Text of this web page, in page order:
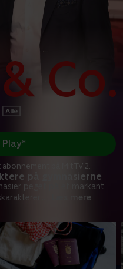
på gymnasierne
peget på et markant
Læs mere
Play*
på Mit TV 2.